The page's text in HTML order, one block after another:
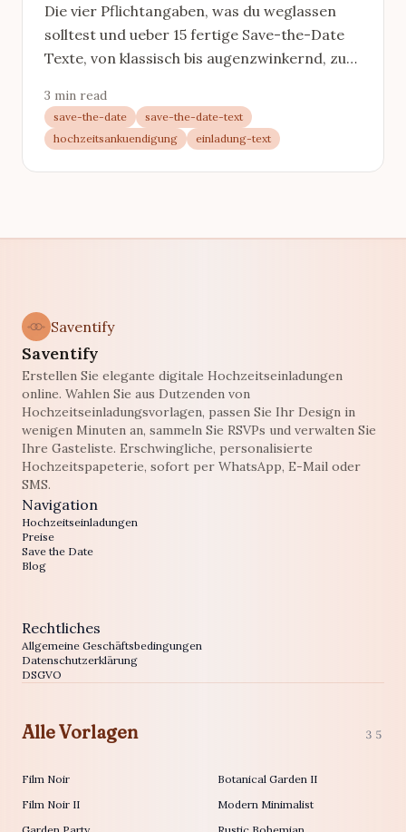
Die vier Pflichtangaben, was du weglassen
solltest und ueber 15 fertige Save-the-Date
Texte, von klassisch bis augenzwinkernd, zum
3 min read
save-the-date
save-the-date-text
hochzeitsankuendigung
einladung-text
Saventify
Saventify
Erstellen Sie elegante digitale Hochzeitseinladungen
online. Wahlen Sie aus Dutzenden von
Hochzeitseinladungsvorlagen, passen Sie Ihr Design in
wenigen Minuten an, sammeln Sie RSVPs und verwalten Sie
Ihre Gasteliste. Erschwingliche, personalisierte
Hochzeitspapeterie, sofort per WhatsApp, E-Mail oder
SMS.
Navigation
Hochzeitseinladungen
Preise
Save the Date
Blog
Rechtliches
Allgemeine Geschäftsbedingungen
Datenschutzerklärung
DSGVO
Alle Vorlagen 35
Film Noir
Film Noir II
Botanical Garden II
Modern Minimalist